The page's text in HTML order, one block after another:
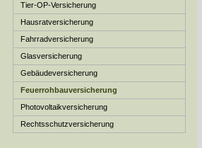
Tier-OP-Versicherung
Haus­rat­ver­si­che­rung
Fahrradversicherung
Glasversicherung
Ge­bäude­ver­si­che­rung
Feuerrohbauversicherung
Photo­voltaik­ver­si­che­rung
Rechts­schutz­ver­si­che­rung